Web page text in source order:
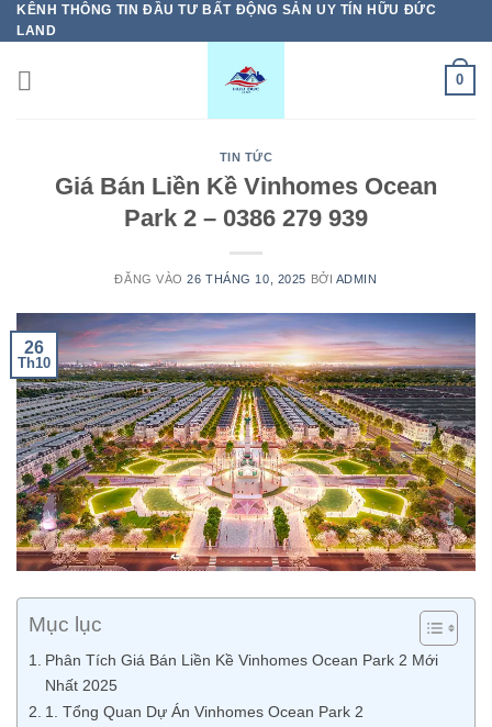
Bỏ
qua
nội
dung
KÊNH THÔNG TIN ĐẦU TƯ BẤT ĐỘNG SẢN UY TÍN HỮU ĐỨC
LAND
0
TIN TỨC
Giá Bán Liền Kề Vinhomes Ocean
Park 2 – 0386 279 939
ĐĂNG VÀO26 THÁNG 10, 2025 BỞI ADMIN
26
Th10
Mục lục
Phân Tích Giá Bán Liền Kề Vinhomes Ocean Park 2 Mới
Nhất 2025
1. Tổng Quan Dự Án Vinhomes Ocean Park 2